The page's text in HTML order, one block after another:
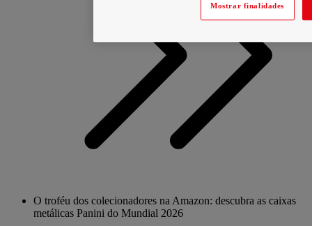
O troféu dos colecionadores na Amazon: descubra as caixas
metálicas Panini do Mundial 2026
Mostrar finalidades